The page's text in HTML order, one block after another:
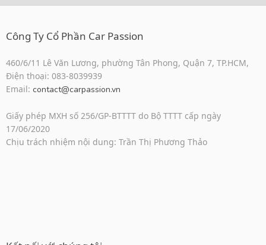
Công Ty Cổ Phần Car Passion
460/6/11 Lê Văn Lương, phường Tân Phong, Quận 7, TP.HCM,
Điện thoại: 083-8039939
Email: contact@carpassion.vn
Giấy phép MXH số 256/GP-BTTTT do Bộ TTTT cấp ngày
17/06/2020
Chịu trách nhiệm nội dung: Trần Thị Phương Thảo